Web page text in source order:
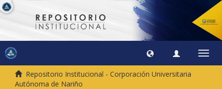
Repositorio Institucional - Corporación Universitaria
Autónoma de Nariño